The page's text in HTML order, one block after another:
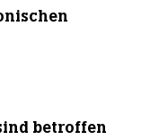
betroffen